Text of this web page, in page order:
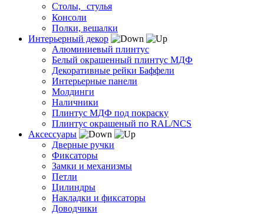
Столы, стулья
Консоли
Полки, вешалки
Интерьерный декор
Алюминиевый плинтус
Белый окрашенный плинтус МДФ
Декоративные рейки Баффели
Интерьерные панели
Молдинги
Наличники
Плинтус МДФ под покраску
Плинтус окрашеный по RAL/NCS
Аксессуары
Дверные ручки
Фиксаторы
Замки и механизмы
Петли
Цилиндры
Накладки и фиксаторы
Доводчики